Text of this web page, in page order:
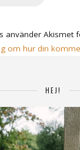
använder Akismet
om hur din
HEJ!